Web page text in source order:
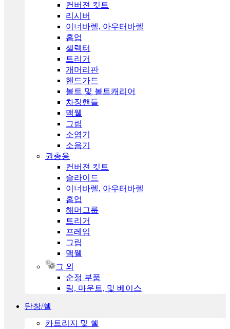
컨버젼 킷트
리시버
이너바렐, 아우터바렐
홉업
셀렉터
트리거
개머리판
핸드가드
볼트 및 볼트캐리어
차징핸들
맥웰
그립
소염기
소음기
권총용
컨버젼 킷트
슬라이드
이너바렐, 아우터바렐
홉업
해머그룹
트리거
프레임
그립
맥웰
그 외
순정 부품
링, 마운트, 및 베이스
탄창/쉘
카트리지 및 쉘